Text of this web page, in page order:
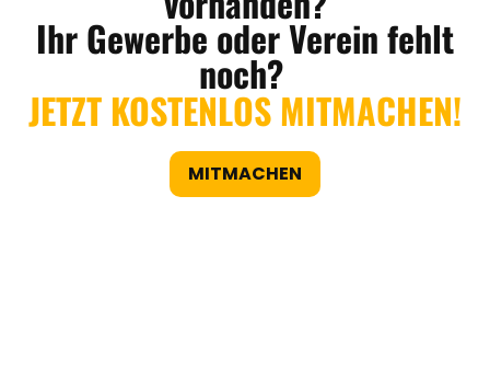
Ihr Gewerbe oder Verein fehlt
noch?
JETZT KOSTENLOS MITMACHEN!
MITMACHEN